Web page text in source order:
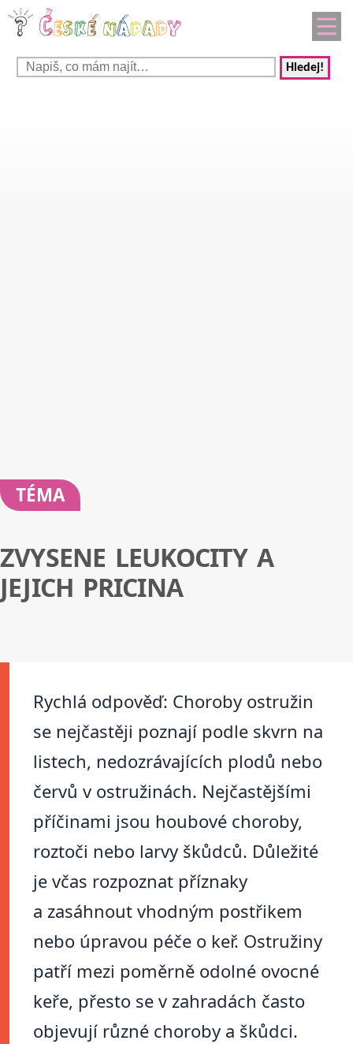
Hledej!
TÉMA
ZVYSENE LEUKOCITY A
JEJICH PRICINA
Rychlá odpověď: Choroby ostružin
se nejčastěji poznají podle skvrn na
listech, nedozrávajících plodů nebo
červů v ostružinách. Nejčastějšími
příčinami jsou houbové choroby,
roztoči nebo larvy škůdců. Důležité
je včas rozpoznat příznaky
a zasáhnout vhodným postřikem
nebo úpravou péče o keř. Ostružiny
patří mezi poměrně odolné ovocné
keře, přesto se v zahradách často
objevují různé choroby a škůdci.